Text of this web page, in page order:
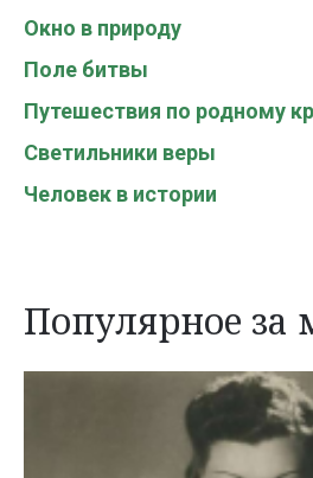
Окно в природу
Поле битвы
Путешествия по родному
Светильники веры
Человек в истории
Популярное за